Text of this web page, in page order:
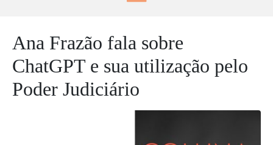
Ana Frazão fala sobre
ChatGPT e sua utilização pelo
Poder Judiciário